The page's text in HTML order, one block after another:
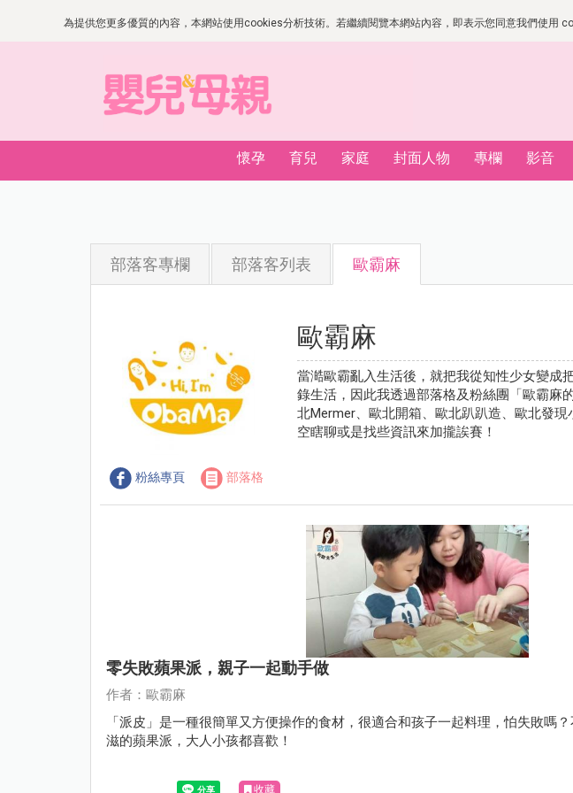
為提供您更多優質的內容，本網站使用cookies分析技術。若繼續閱覽本網站內容，即表示您同意我們使用
懷孕 育兒 家庭 封面人物 專欄 影音
部落客專欄 部落客列表 歐霸麻
粉絲專頁 部落格
歐霸麻
當澔歐霸亂入生活後，就把我從知性少女變成
錄生活，因此我透過部落格及粉絲團「歐霸麻
北Mermer、歐北開箱、歐北趴趴造、歐北發
空瞎聊或是找些資訊來加攏誒賽！
零失敗蘋果派，親子一起動手做
作者：歐霸麻
「派皮」是一種很簡單又方便操作的食材，很適合和孩子一起料理，怕失敗嗎
滋的蘋果派，大人小孩都喜歡！
收藏